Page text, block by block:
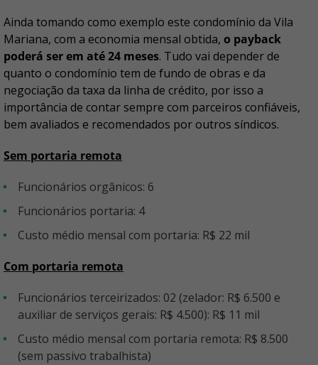
Ainda tomando como exemplo este condomínio da Vila
Mariana, com a economia mensal obtida, o payback
poderá ser em até 24 meses. Tudo vai depender de
quanto o condomínio tem de fundo de obras e da
negociação da taxa da linha de crédito, por isso a
importância de contar sempre com parceiros confiáveis,
bem avaliados e recomendados por outros síndicos.
Sem portaria remota
Funcionários orgânicos: 6
Funcionários portaria: 4
Custo médio mensal com portaria: R$ 22 mil
Com portaria remota
Funcionários terceirizados: 02 (zelador: R$ 6.500 e
auxiliar de serviços gerais: R$ 4.500): R$ 11 mil
Custo médio mensal com portaria remota: R$ 8.500
(sem passivo trabalhista)